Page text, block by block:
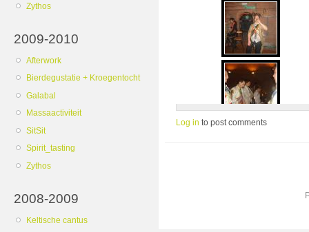
Zythos
2009-2010
Afterwork
Bierdegustatie + Kroegentocht
Galabal
Massaactiviteit
SitSit
Spirit_tasting
Zythos
2008-2009
Keltische cantus
Log in to post comments